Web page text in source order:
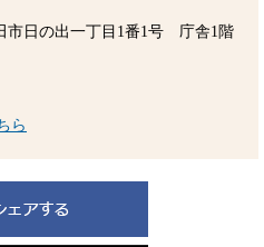
市日の出一丁目1番1号 庁舎1階
ら